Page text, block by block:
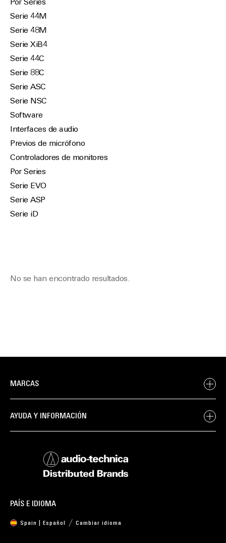
Por Series
Serie 44M
Serie 48M
Serie XiB4
Serie 44C
Serie 88C
Serie ASC
Serie NSC
Software
Interfaces de audio
Previos de micrófono
Controladores de monitores
Por Series
Serie EVO
Serie ASP
Serie iD
No se han encontrado resultados.
MARCAS
AYUDA Y INFORMACIÓN
PAÍS E IDIOMA
Spain | Español Cambiar idioma